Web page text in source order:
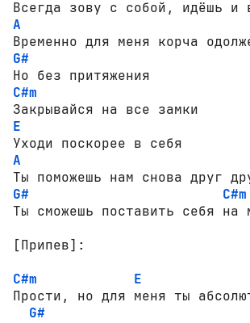
A
G#
C#m
E
A
G#
C#m
Ты сможешь поставить себя на
[Припев]:
C#m
E
Прости, но для меня ты
G#